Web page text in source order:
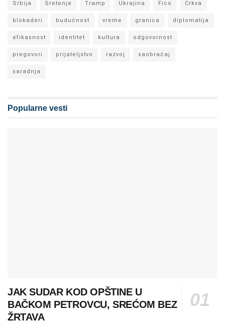
Srbija Sretenje Tramp Ukrajina Fico Crkva
blokaderi budućnost vreme granica diplomatija
efikasnost identitet kultura odgovornost
pregovori prijateljstvo razvoj saobraćaj
saradnja
Popularne vesti
JAK SUDAR KOD OPŠTINE U
BAČKOM PETROVCU, SREĆOM BEZ
ŽRTAVA